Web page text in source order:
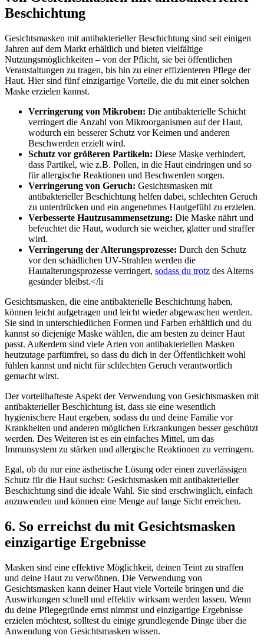
Beschichtung
Gesichtsmasken mit antibakterieller Beschichtung sind seit einigen
Jahren auf dem Markt erhältlich und bieten vielfältige
Nutzungsmöglichkeiten – von der Pflicht, sie bei öffentlichen
Veranstaltungen zu tragen, bis hin zu einer effizienteren Pflege der
Haut. Hier sind fünf einzigartige Vorteile, die du mit einer solchen
Maske erzielen kannst.
Verringerung von Mikroben: Die antibakterielle Schicht
verringert die Anzahl von Mikroorganismen auf der Haut,
wodurch ein besserer Schutz vor Keimen und anderen
Beschwerden erzielt wird.
Schutz vor größeren Partikeln: Diese Maske verhindert,
dass Partikel, wie z.B. Pollen, in die Haut eindringen und so
für allergische Reaktionen und Beschwerden sorgen.
Verringerung von Geruch: Gesichtsmasken mit
antibakterieller Beschichtung helfen dabei, schlechten Geruch
zu unterdrücken und ein angenehmes Hautgefühl zu erzielen.
Verbesserte Hautzusammensetzung: Die Maske nährt und
befeuchtet die Haut, wodurch sie weicher, glatter und straffer
wird.
Verringerung der Alterungsprozesse: Durch den Schutz
vor den schädlichen UV-Strahlen werden die
Hautalterungsprozesse verringert, sodass du trotz des Alterns
gesünder bleibst.</li
Gesichtsmasken, die eine antibakterielle Beschichtung haben,
können leicht aufgetragen und leicht wieder abgewaschen werden.
Sie sind in unterschiedlichen Formen und Farben erhältlich und du
kannst so diejenige Maske wählen, die am besten zu deiner Haut
passt. Außerdem sind viele Arten von antibakteriellen Masken
heutzutage parfümfrei, so dass du dich in der Öffentlichkeit wohl
fühlen kannst und nicht für schlechten Geruch verantwortlich
gemacht wirst.
Der vorteilhafteste Aspekt der Verwendung von Gesichtsmasken mit
antibakterieller Beschichtung ist, dass sie eine wesentlich
hygienischere Haut ergeben, sodass du und deine Familie vor
Krankheiten und anderen möglichen Erkrankungen besser geschützt
werden. Des Weiteren ist es ein einfaches Mittel, um das
Immunsystem zu stärken und allergische Reaktionen zu verringern.
Egal, ob du nur eine ästhetische Lösung oder einen zuverlässigen
Schutz für die Haut suchst: Gesichtsmasken mit antibakterieller
Beschichtung sind die ideale Wahl. Sie sind erschwinglich, einfach
anzuwenden und können eine Menge auf lange Sicht erreichen.
6. So erreichst du mit Gesichtsmasken
einzigartige Ergebnisse
Masken sind eine effektive Möglichkeit, deinen Teint zu straffen
und deine Haut zu verwöhnen. Die Verwendung von
Gesichtsmasken kann deiner Haut viele Vorteile bringen und die
Auswirkungen schnell und effektiv wirksam werden lassen. Wenn
du deine Pflegegründe ernst nimmst und einzigartige Ergebnisse
erzielen möchtest, solltest du einige grundlegende Dinge über die
Anwendung von Gesichtsmasken wissen.